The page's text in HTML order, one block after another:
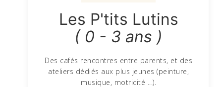
Les P'tits Lutins
( 0 - 3 ans )
Des cafés rencontres entre parents, et des
ateliers dédiés aux plus jeunes (peinture,
musique, motricité ...).